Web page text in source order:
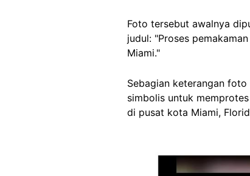
Foto tersebut awalnya
judul: "Proses
Miami."
Sebagian keterangan
simbolis untuk
di pusat kota Miami,